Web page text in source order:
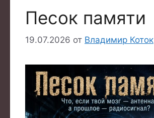
Песок памяти
19.07.2026 от Владимир Коток